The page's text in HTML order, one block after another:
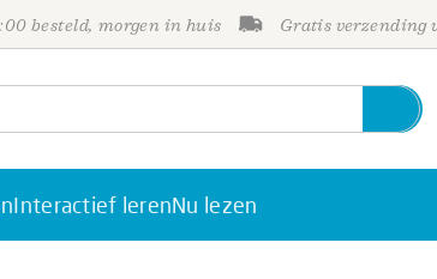
besteld, morgen in huis Gratis verzending
Interactief lerenNu lezen